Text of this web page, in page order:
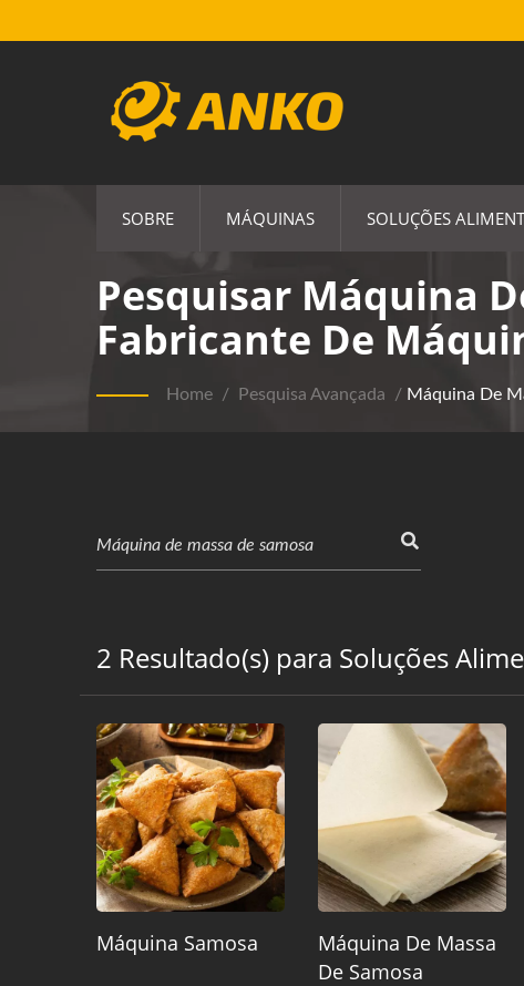
SOBRE MÁQUINAS SOLUÇÕES
Pesquisar Máquina
Fabricante De
Home / Pesquisa Avançada / Máquina De
2 Resultado(s) para Soluções
Máquina Samosa
Máquina De Massa
De Samosa